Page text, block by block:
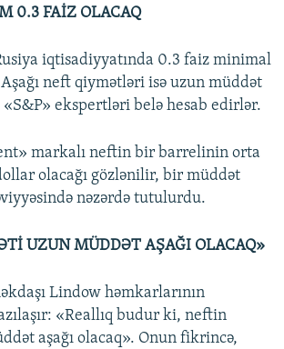
0.3 FAİZ OLACAQ
iqtisadiyyatında 0.3 faiz minimal
neft qiymətləri isə uzun müddət
«S&P» ekspertləri belə hesab edirlər.
markalı neftin bir barrelinin orta
olacağı gözlənilir, bir müddət
nəzərdə tutulurdu.
UZUN MÜDDƏT AŞAĞI OLACAQ»
Lindow həmkarlarının
«Reallıq budur ki, neftin
aşağı olacaq». Onun fikrincə,